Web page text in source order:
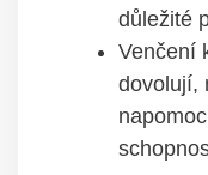
důležité
Venčení
dovolují,